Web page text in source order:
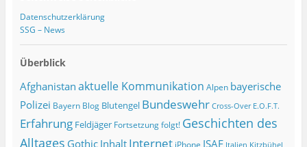
Datenschutzerklärung
SSG – News
Überblick
Afghanistanaktuelle Kommunikation Alpen bayerische
Polizei Bayern Blog Blutengel Bundeswehr Cross-Over E.O.F.T.
Erfahrung Feldjäger Fortsetzung folgt! Geschichten des
Alltages Gothic Inhalt Internet iPhone ISAF Italien Kitzbühel